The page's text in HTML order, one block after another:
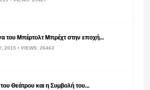
του Μπέρτολτ Μπρέχτ στην εποχή...
2015• VIEWS: 26463
Θεάτρου και η Συμβολή του...